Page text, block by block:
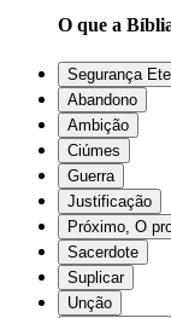
O que a
Segurança
Abandono
Ambição
Ciúmes
Guerra
Justificação
Próximo, O
Sacerdote
Suplicar
Unção